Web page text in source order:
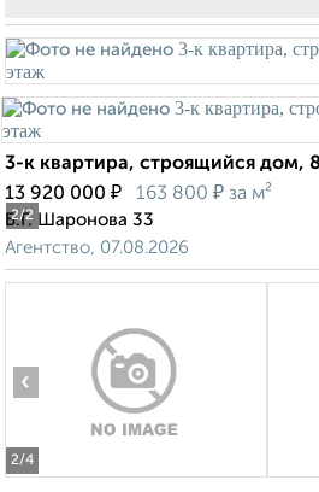
2/2
3-к квартира, строящийся дом,
13 920 000 ₽ 163 800 ₽ за м²
Б.Г. Шаронова 33
Агентство, 07.08.2026
2/4
‹